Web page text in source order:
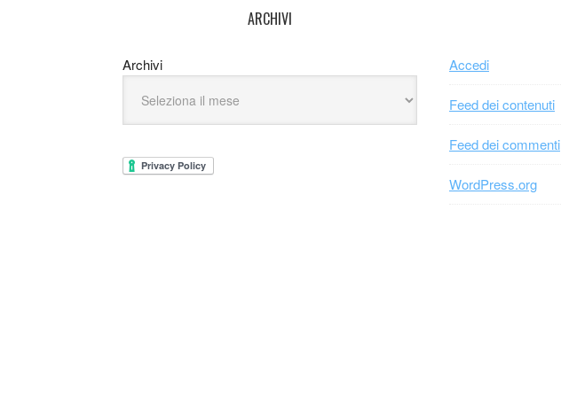
ARCHIVI
Archivi Accedi
Feed dei contenuti
Feed dei commenti
WordPress.org